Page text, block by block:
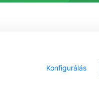
Konfigurálás